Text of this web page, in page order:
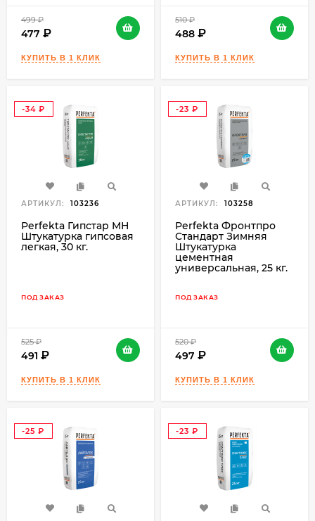
499
477
510
488
-34
АРТИКУЛ: 103236
Perfekta Гипстар МН
Штукатурка гипсовая
легкая, 30 кг.
ПОД ЗАКАЗ
525
491
-23
АРТИКУЛ: 103258
Perfekta Фронтпро
Стандарт Зимняя
Штукатурка
цементная
универсальная, 25 кг.
ПОД ЗАКАЗ
520
497
-25
-23